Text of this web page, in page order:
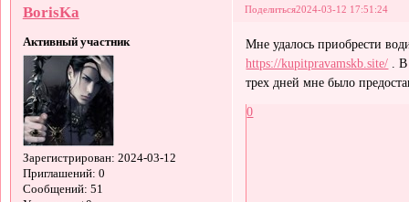
Поделиться2024-03-12 17:51:24
BorisKa
Активный участник
Зарегистрирован: 2024-03-12
Приглашений: 0
Сообщений: 51
Мне удалось приобрести
https://kupitpravamskb.site/ .
трех дней мне было
0